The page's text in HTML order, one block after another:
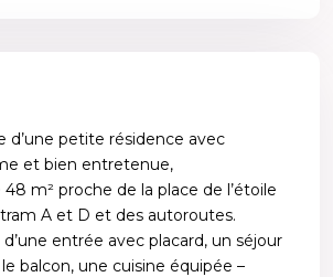
d’une petite résidence avec
et bien entretenue,
m² proche de la place de l’étoile
A et D et des autoroutes.
entrée avec placard, un séjour
balcon, une cuisine équipée –